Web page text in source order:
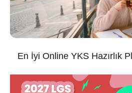
En İyi Online YKS Hazırlık